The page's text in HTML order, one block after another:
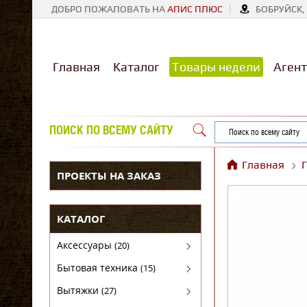
ДОБРО ПОЖАЛОВАТЬ НААПИС ПЛЮС
Главная Каталог Товары недели
ПОИСК ПО ВСЕМУ САЙТУ
ПРОЕКТЫ НА ЗАКАЗ
КАТАЛОГ
Аксессуары (20)
Аксессуары для бытовой техники
Бытовая техника (15)
Духовые шкафы
Вытяжки (27)
Главная